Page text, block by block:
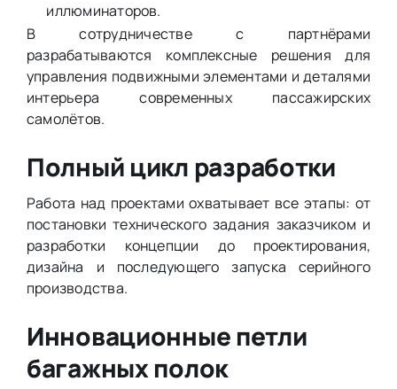
иллюминаторов.
В сотрудничестве с партнёрами
разрабатываются комплексные решения для
управления подвижными элементами и деталями
интерьера современных пассажирских
самолётов.
Полный цикл разработки
Работа над проектами охватывает все этапы: от
постановки технического задания заказчиком и
разработки концепции до проектирования,
дизайна и последующего запуска серийного
производства.
Инновационные петли
багажных полок